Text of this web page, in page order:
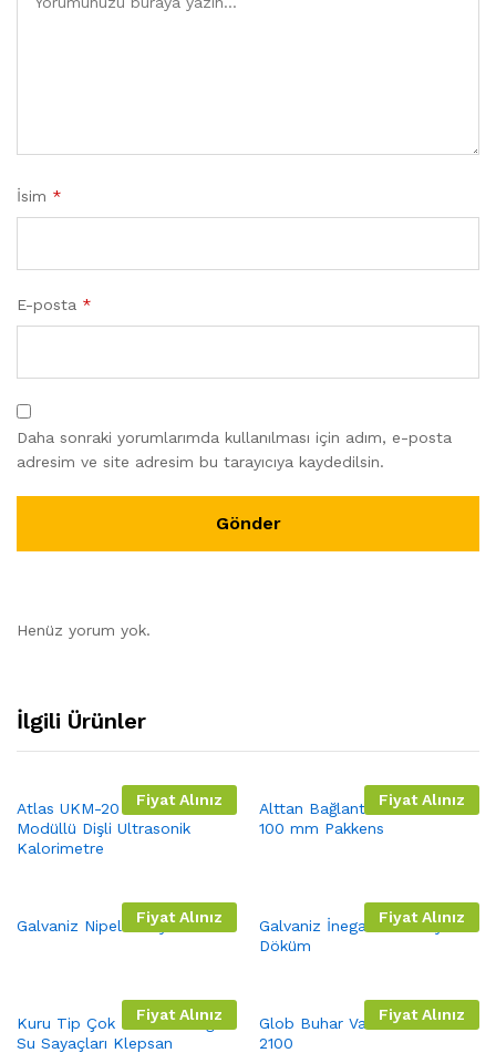
İsim *
E-posta *
Daha sonraki yorumlarımda kullanılması için adım, e-posta
adresim ve site adresim bu tarayıcıya kaydedilsin.
Henüz yorum yok.
İlgili Ürünler
Fiyat Alınız
Atlas UKM-20 M-Bus
Modüllü Dişli Ultrasonik
Kalorimetre
Fiyat Alınız
Alttan Bağlantılı Manometre
100 mm Pakkens
Fiyat Alınız
Galvaniz Nipel Trakya Döküm Fiyat Alınız
Galvaniz İnegal TE Trakya
Döküm
Fiyat Alınız
Kuru Tip Çok Hüzmeli Soğuk
Su Sayaçları Klepsan
Fiyat Alınız
Glob Buhar Vana PN16 Faf
2100